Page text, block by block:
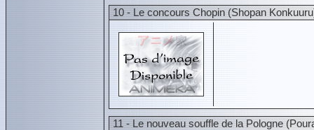
10 - Le concours Chopin (Shopan
11 - Le nouveau souffle de la Pologne